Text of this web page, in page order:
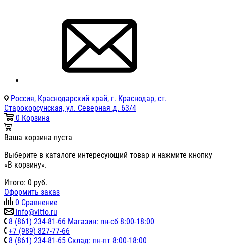
Россия, Краснодарский край, г. Краснодар, ст.
Старокорсунская, ул. Северная д. 63/4
0 Корзина
Ваша корзина пуста
Выберите в каталоге интересующий товар и нажмите кнопку
«В корзину».
Итого: 0 руб.
Оформить заказ
0 Сравнение
info@vitto.ru
8 (861) 234-81-66 Магазин: пн-сб 8:00-18:00
+7 (989) 827-77-66
8 (861) 234-81-65 Склад: пн-пт 8:00-18:00